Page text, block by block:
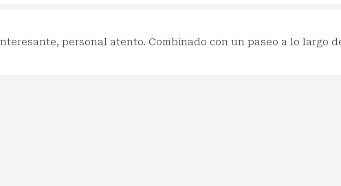
personal atento. Combinado con un paseo a lo largo